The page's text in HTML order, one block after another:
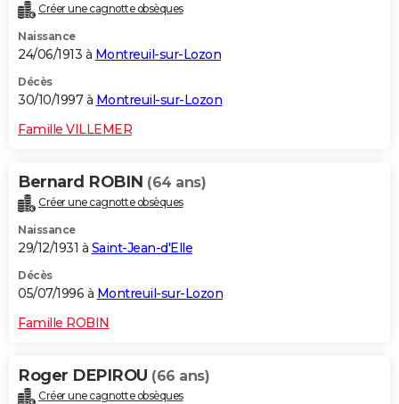
Créer une cagnotte obsèques
Naissance
24/06/1913 à Montreuil-sur-Lozon
Décès
30/10/1997 à Montreuil-sur-Lozon
Famille VILLEMER
Bernard ROBIN (64 ans)
Créer une cagnotte obsèques
Naissance
29/12/1931 à Saint-Jean-d'Elle
Décès
05/07/1996 à Montreuil-sur-Lozon
Famille ROBIN
Roger DEPIROU (66 ans)
Créer une cagnotte obsèques